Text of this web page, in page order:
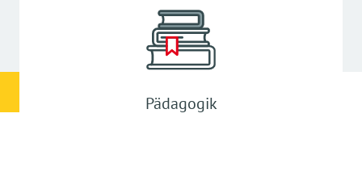
Pädagogik